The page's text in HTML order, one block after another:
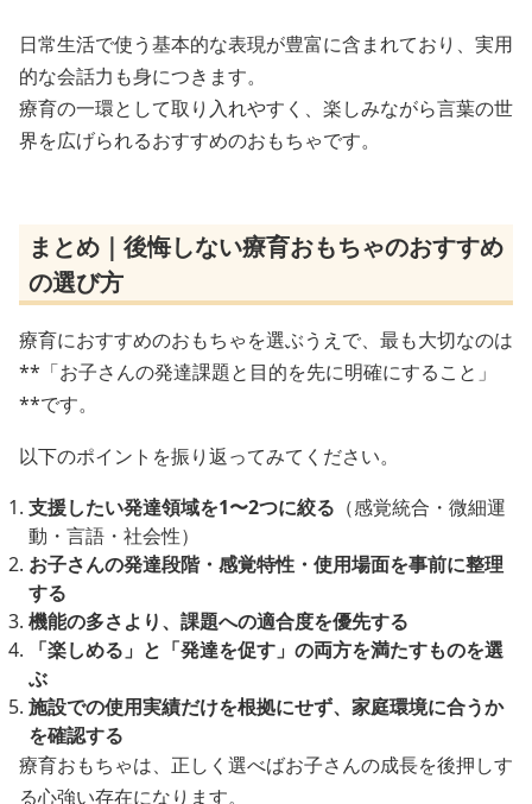
日常生活で使う基本的な表現が豊富に含まれており、実用
的な会話力も身につきます。
療育の一環として取り入れやすく、楽しみながら言葉の世
界を広げられるおすすめのおもちゃです。
まとめ｜後悔しない療育おもちゃのおすすめ
の選び方
療育におすすめのおもちゃを選ぶうえで、最も大切なのは
**「お子さんの発達課題と目的を先に明確にすること」
**です。
以下のポイントを振り返ってみてください。
支援したい発達領域を1〜2つに絞る （感覚統合・微細運
動・言語・社会性）
お子さんの発達段階・感覚特性・使用場面を事前に整理
する
機能の多さより、課題への適合度を優先する
「楽しめる」と「発達を促す」の両方を満たすものを選
ぶ
施設での使用実績だけを根拠にせず、家庭環境に合うか
を確認する
療育おもちゃは、正しく選べばお子さんの成長を後押しす
る心強い存在になります。